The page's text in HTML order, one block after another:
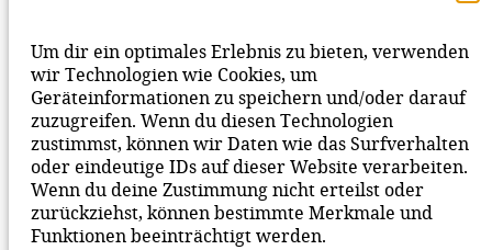
Um dir ein optimales Erlebnis zu bieten, verwenden
wir Technologien wie Cookies, um
Geräteinformationen zu speichern und/oder darauf
zuzugreifen. Wenn du diesen Technologien
zustimmst, können wir Daten wie das Surfverhalten
oder eindeutige IDs auf dieser Website verarbeiten.
Wenn du deine Zustimmung nicht erteilst oder
zurückziehst, können bestimmte Merkmale und
Funktionen beeinträchtigt werden.
MITEINANDER AUF UNSERER SEITE.